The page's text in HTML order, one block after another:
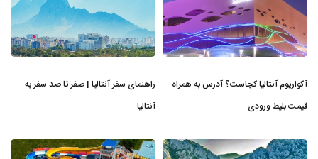
آکواریوم آنتالیا کجاست؟ آدرس به همراه
قیمت بلیط ورودی
راهنمای سفر آنتالیا | صفر تا صد سفر به
آنتالیا